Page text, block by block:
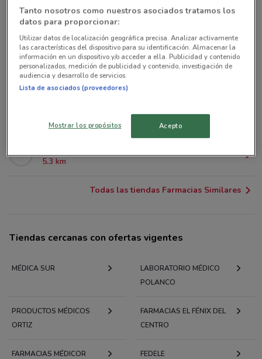
Morelos, 28 Villa Milpa Alta
1.9 km
Miguel Hidalgo, 194 Villa Milpa Alta
3.4 km
5.3 km
Todas las tiendas Farmacias Similares
Tiendas cercanas con ofertas vigentes
MÉDICA SUR
LABORATORIO MÉDICO
POLANCO
PRODUCTOS MÉDICOS
ORTIZ
FARMACIAS EL FÉNIX DEL
CENTRO
FARMACIAS MÉDICOR FEDELE
Tanto nosotros como nuestros asociados tratamos los
datos para proporcionar:
Utilizar datos de localización geográfica precisa. Analizar activamente
las características del dispositivo para su identificación. Almacenar la
información en un dispositivo y/o acceder a ella. Publicidad y contenido
personalizados, medición de publicidad y contenido, investigación de
audiencia y desarrollo de servicios.
Lista de asociados (proveedores)
Mostrar los propósitos Acepto